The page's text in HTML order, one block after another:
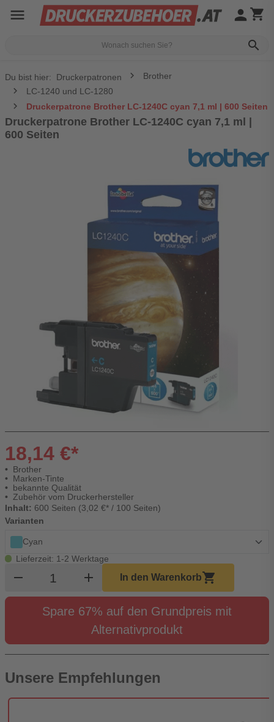
menu
search
person shopping_cart
Du bist hier: Druckerpatronen
Brother
LC-1240 und LC-1280
Druckerpatrone Brother LC-1240C cyan 7,1 ml | 600 Seiten
Druckerpatrone Brother LC-1240C cyan 7,1 ml |
600 Seiten
18,14 €*
Brother
Marken-Tinte
bekannte Qualität
Zubehör vom Druckerhersteller
Inhalt: 600 Seiten (3,02 €* / 100 Seiten)
Varianten
Cyan
Lieferzeit: 1-2 Werktage
remove Produkt Warenkorb Menge
add In den Warenkorbshopping_cart
Spare 67% auf den Grundpreis mit
Alternativprodukt
Unsere Empfehlungen